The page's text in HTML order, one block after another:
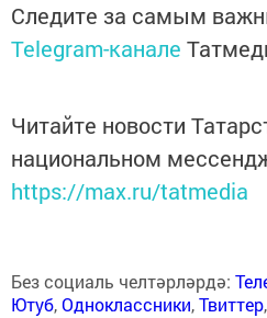
Следите за самым
Telegram-канале
Читайте новости
национальном
https://max.ru/tatmedia
Без социаль челтәрләрдә:
Ютуб,Одноклассники,Твиттер,